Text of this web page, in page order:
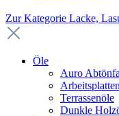
Zur Kategorie Lacke,
Öle
Auro
Terrassenöle
Dunkle